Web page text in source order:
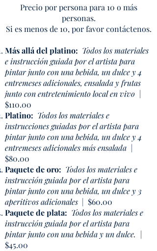
Precio por persona para 10 o más
personas.
Si es menos de 10, por favor contáctenos.
Más allá del platino: Todos los materiales
e instrucción guiada por el artista para
pintar junto con una bebida, un dulce y 4
entremeses adicionales, ensalada y frutas
junto con entretenimiento local en vivo |
$110.00
Platino: Todos los materiales e
instrucciones guiadas por el artista para
pintar junto con una bebida, un dulce y 4
entremeses adicionales más ensalada |
$80.00
Paquete de oro: Todos los materiales e
instrucción guiada por el artista para
pintar junto con una bebida, un dulce y 3
aperitivos adicionales | $60.00
Paquete de plata: Todos los materiales e
instrucción guiada por el artista para
pintar junto con una bebida y un dulce. |
$45.00